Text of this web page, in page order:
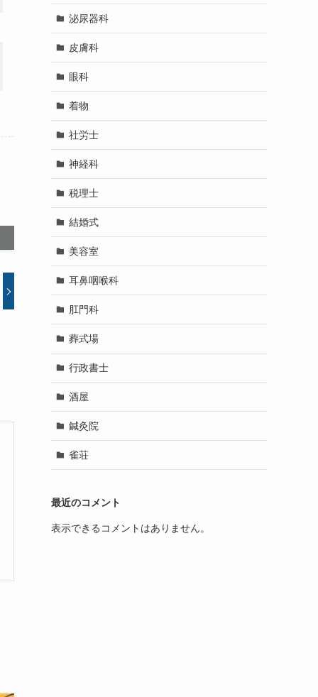
泌尿器科
皮膚科
眼科
着物
社労士
神経科
税理士
結婚式
美容室
耳鼻咽喉科
肛門科
葬式場
行政書士
酒屋
鍼灸院
雀荘
最近のコメント
表示できるコメントはありません。